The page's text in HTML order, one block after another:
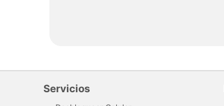
Servicios